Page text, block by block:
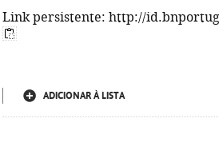
Link persistente: http://
ADICIONAR À LISTA